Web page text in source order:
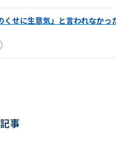
くせに生意気」と言われなかっ
事